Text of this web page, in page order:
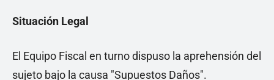
Situación Legal
El Equipo Fiscal en turno dispuso la aprehensión del
sujeto bajo la causa "Supuestos Daños".